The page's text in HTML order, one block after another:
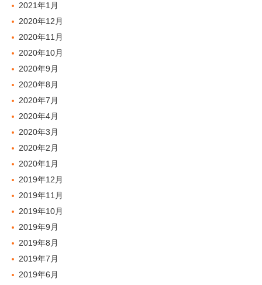
2021年1月
2020年12月
2020年11月
2020年10月
2020年9月
2020年8月
2020年7月
2020年4月
2020年3月
2020年2月
2020年1月
2019年12月
2019年11月
2019年10月
2019年9月
2019年8月
2019年7月
2019年6月